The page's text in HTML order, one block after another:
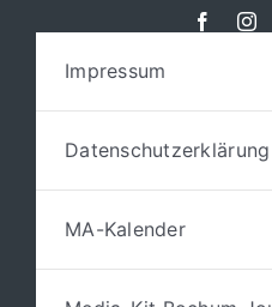
Impressum
Datenschutzerklärung
MA-Kalender